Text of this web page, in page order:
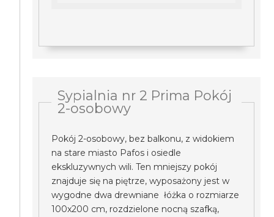
Sypialnia nr 2 Prima Pokój
2-osobowy
Pokój 2-osobowy, bez balkonu, z widokiem
na stare miasto Pafos i osiedle
ekskluzywnych wili. Ten mniejszy pokój
znajduje się na piętrze, wyposażony jest w
wygodne dwa drewniane łóżka o rozmiarze
100x200 cm, rozdzielone nocną szafką,